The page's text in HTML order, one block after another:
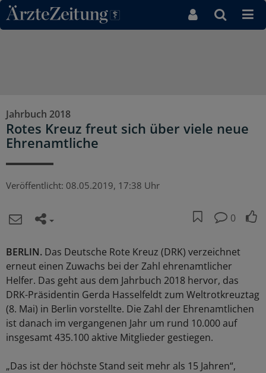
Direkt zum Inhaltsbereich
Jahrbuch 2018
Rotes Kreuz freut sich über viele neue
Ehrenamtliche
Veröffentlicht: 08.05.2019, 17:38 Uhr
0
BERLIN. Das Deutsche Rote Kreuz (DRK) verzeichnet
erneut einen Zuwachs bei der Zahl ehrenamtlicher
Helfer. Das geht aus dem Jahrbuch 2018 hervor, das
DRK-Präsidentin Gerda Hasselfeldt zum Weltrotkreuztag
(8. Mai) in Berlin vorstellte. Die Zahl der Ehrenamtlichen
ist danach im vergangenen Jahr um rund 10.000 auf
insgesamt 435.100 aktive Mitglieder gestiegen.
„Das ist der höchste Stand seit mehr als 15 Jahren“,